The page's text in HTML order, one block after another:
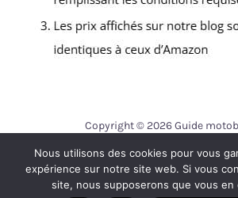
Copyright © 2026 Guide
Contact
Mentions légales
Politique de
Nous utilisons des cookies pour vous
expérience sur notre site web. Si vous
site, nous supposerons que vous en